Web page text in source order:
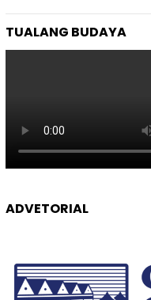
TUALANG BUDAYA
ADVETORIAL